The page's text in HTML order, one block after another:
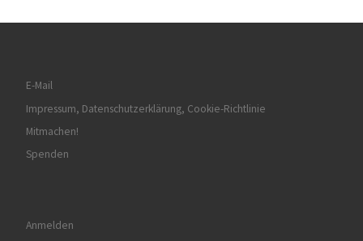
E-Mail
Impressum, Datenschutzerklärung, Cookie-Richtlinie
Mitmachen!
Spenden
Anmelden